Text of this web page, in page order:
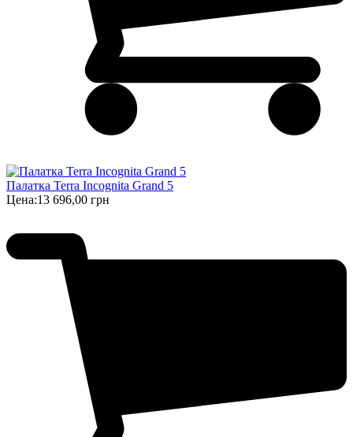
Палатка Terra Incognita Grand 5
Цена:13 696,00 грн